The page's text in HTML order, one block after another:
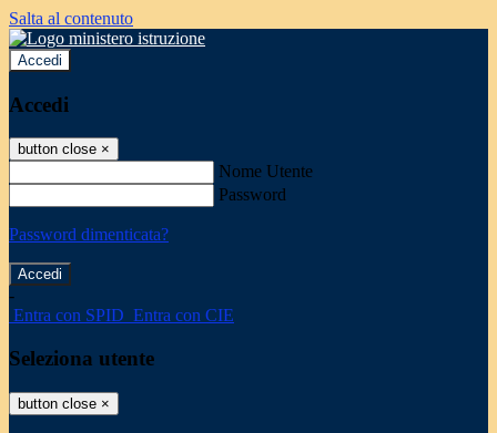
Salta al contenuto
Accedi
Accedi
button close ×
Nome Utente
Password
Password dimenticata?
-
Entra con SPID Entra con CIE
Seleziona utente
button close ×